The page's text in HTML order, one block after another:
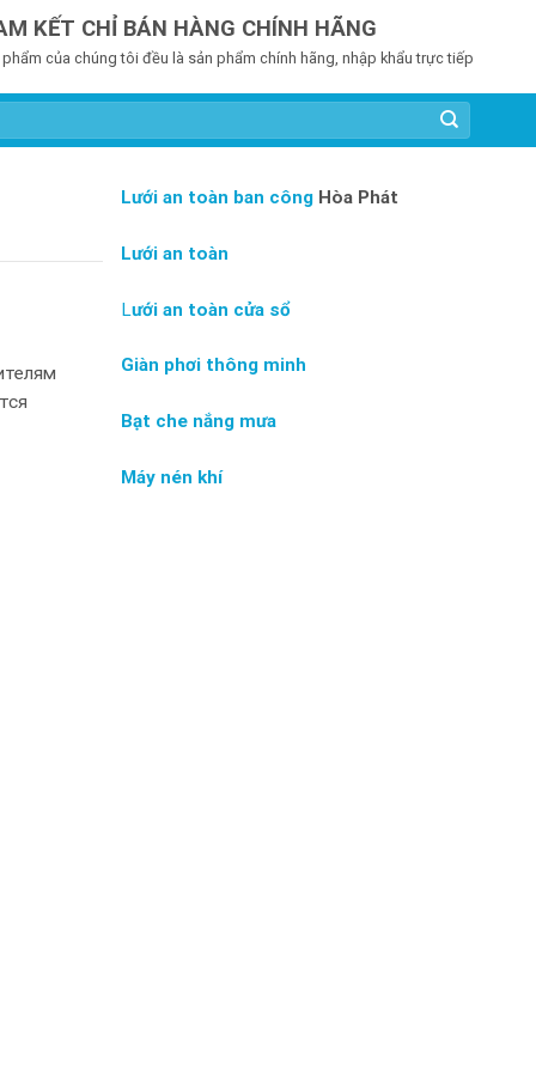
KẾT CHỈ BÁN HÀNG CHÍNH HÃNG
của chúng tôi đều là sản phẩm chính hãng, nhập khẩu trực tiếp
Lưới an toàn ban công Hòa Phát
Lưới an toàn
Lưới an toàn cửa sổ
Giàn phơi thông minh
Bạt che nắng mưa
Máy nén khí